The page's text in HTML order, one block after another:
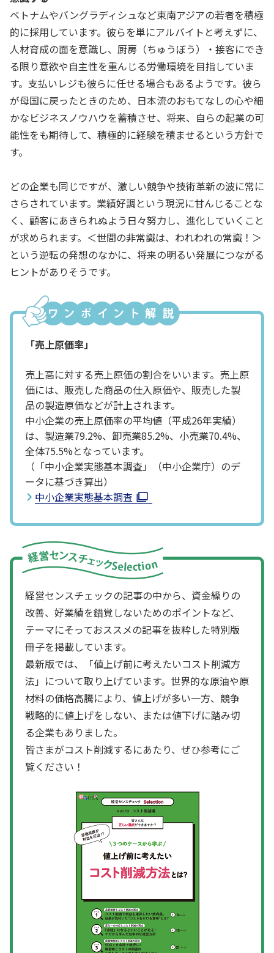
ベトナムやバングラディシュなど東南アジアの若者を積極
的に採用しています。彼らを単にアルバイトと考えずに、
人材育成の面を意識し、厨房（ちゅうぼう）・接客にでき
る限り意欲や自主性を重んじる労働環境を目指していま
す。支払いレジも彼らに任せる場合もあるようです。彼ら
が母国に戻ったときのため、日本流のおもてなしの心や細
かなビジネスノウハウを蓄積させ、将来、自らの起業の可
能性をも期待して、積極的に経験を積ませるという方針で
す。
どの企業も同じですが、激しい競争や技術革新の波に常に
さらされています。業績好調という現況に甘んじることな
く、顧客にあきられぬよう日々努力し、進化していくこと
が求められます。＜世間の非常識は、われわれの常識！＞
という逆転の発想のなかに、将来の明るい発展につながる
ヒントがありそうです。
「売上原価率」
売上高に対する売上原価の割合をいいます。売上原
価には、販売した商品の仕入原価や、販売した製
品の製造原価などが計上されます。
中小企業の売上原価率の平均値（平成26年実績）
は、製造業79.2%、卸売業85.2%、小売業70.4%、
全体75.5%となっています。
（「中小企業実態基本調査」（中小企業庁）のデ
ータに基づき算出）
中小企業実態基本調査
経営センスチェックの記事の中から、資金繰りの
改善、好業績を錯覚しないためのポイントなど、
テーマにそっておススメの記事を抜粋した特別版
冊子を掲載しています。
最新版では、「値上げ前に考えたいコスト削減方
法」について取り上げています。世界的な原油や原
材料の価格高騰により、値上げが多い一方、競争
戦略的に値上げをしない、または値下げに踏み切
る企業もありました。
皆さまがコスト削減するにあたり、ぜひ参考にご
覧ください！